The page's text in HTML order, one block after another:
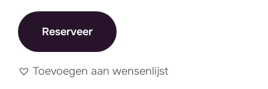
Reserveer
Toevoegen aan wensenlijst